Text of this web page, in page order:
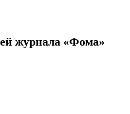
журнала «Фома»